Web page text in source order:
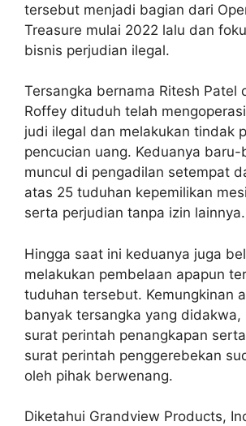
tersebut menjadi bagian dari
Treasure mulai 2022 lalu dan
bisnis perjudian ilegal.
Tersangka bernama Ritesh Patel
Roffey dituduh telah
judi ilegal dan melakukan tindak
pencucian uang. Keduanya baru-
muncul di pengadilan setempat
atas 25 tuduhan kepemilikan
serta perjudian tanpa izin lainnya.
Hingga saat ini keduanya juga
melakukan pembelaan apapun
tuduhan tersebut. Kemungkinan
banyak tersangka yang didakwa,
surat perintah penangkapan
surat perintah penggerebekan
oleh pihak berwenang.
Diketahui Grandview Products,